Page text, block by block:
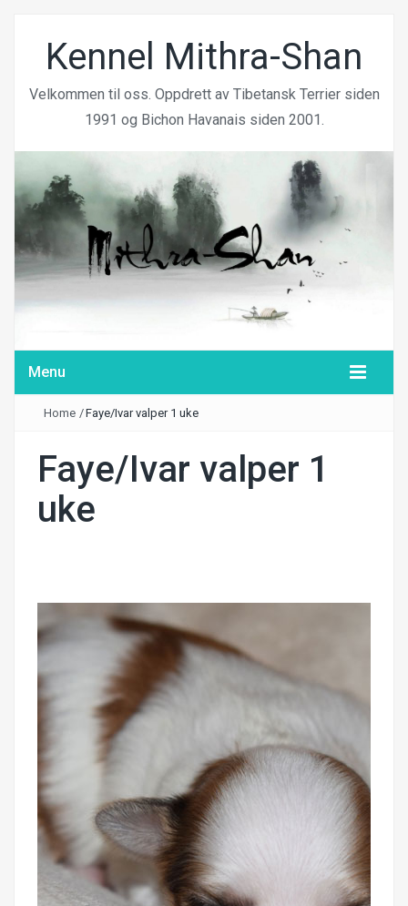
Kennel Mithra-Shan
Velkommen til oss. Oppdrett av Tibetansk Terrier siden
1991 og Bichon Havanais siden 2001.
Menu
Home /Faye/Ivar valper 1 uke
Faye/Ivar valper 1
uke